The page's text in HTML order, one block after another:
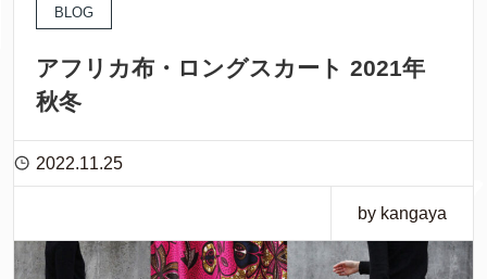
BLOG
アフリカ布・ロングスカート 2021年
秋冬
2022.11.25
by kangaya